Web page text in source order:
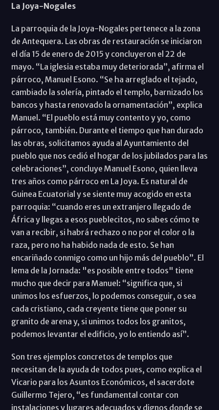
La Joya-Nogales
La parroquia de la Joya-Nogales pertenece a la zona
de Antequera. Las obras de restauración se iniciaron
el día 15 de enero de 2015 y concluyeron el 22 de
mayo. “La iglesia estaba muy deteriorada”, afirma el
párroco, Manuel Esono. “Se ha arreglado el tejado,
cambiado la solería, pintado el templo, barnizado los
bancos y hasta renovado la ornamentación”, explica
Manuel. “El pueblo está muy contento y yo, como
párroco, también. Durante el tiempo que han durado
las obras, solicitamos ayuda al Ayuntamiento del
pueblo que nos cedió el hogar de los jubilados para las
celebraciones”, concluye Manuel Esono, quien lleva
tres años como párroco en La Joya. Es natural de
Guinea Ecuatorial y se siente muy acogido en esta
parroquia: “cuando eres un extranjero llegado de
África y llegas a esos pueblecitos, no sabes cómo te
van a recibir, si habrá rechazo o no por el color o la
raza, pero no ha habido nada de esto. Se han
encariñado conmigo como un hijo más del pueblo”. El
lema de la Jornada: "es posible entre todos" tiene
mucho que decir para Manuel: “significa que, si
unimos los esfuerzos, lo podemos conseguir, o sea
cada cristiano, cada creyente tiene que poner su
granito de arena y, si unimos todos los granitos,
podemos levantar el edificio, yo lo entiendo así”.
Son tres ejemplos concretos de templos que
necesitan de la ayuda de todos pues, como explica el
Vicario para los Asuntos Económicos, el sacerdote
Guillermo Tejero, “es fundamental contar con
instalaciones y lugares adecuados y dignos donde se